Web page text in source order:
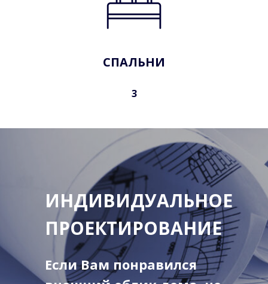
СПАЛЬНИ
3
Если Вам понравился
ИНДИВИДУАЛЬНОЕ
ПРОЕКТИРОВАНИЕ